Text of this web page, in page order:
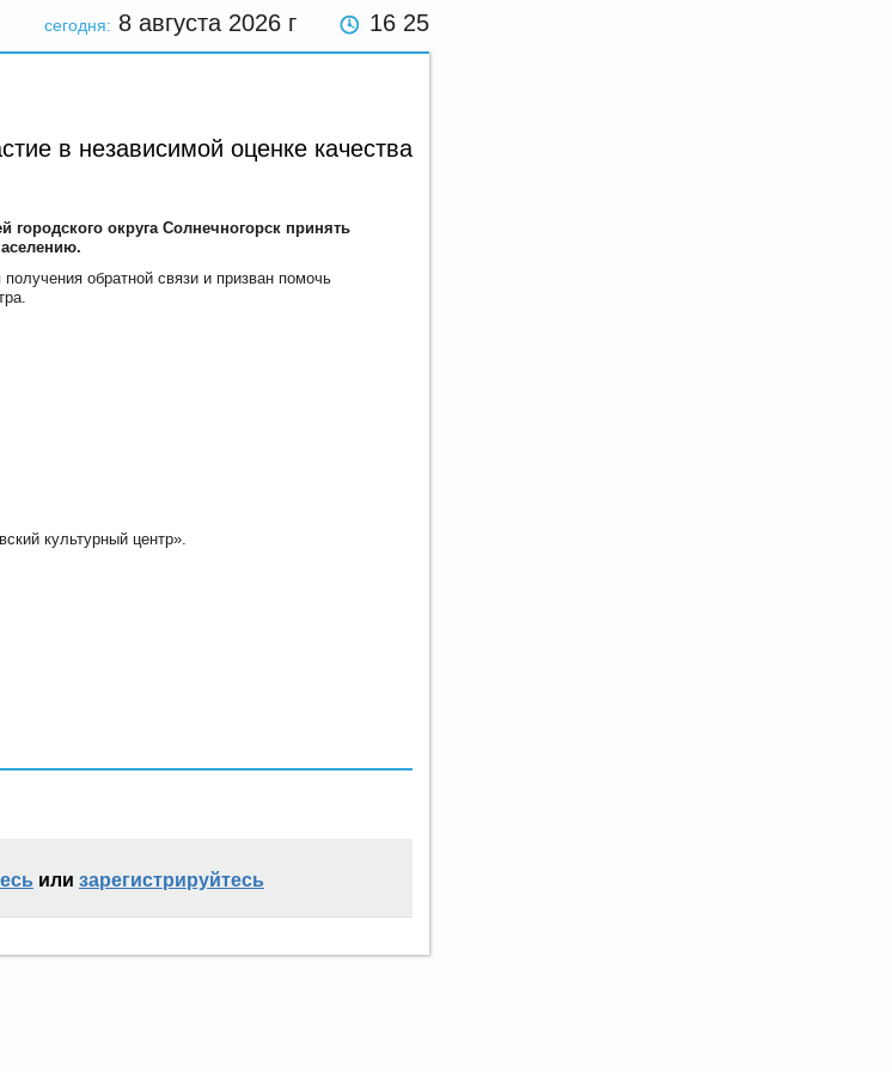
сегодня: 8 августа 2026 г 16 25
в независимой оценке качества
округа Солнечногорск принять
обратной связи и призван помочь
культурный центр».
или зарегистрируйтесь